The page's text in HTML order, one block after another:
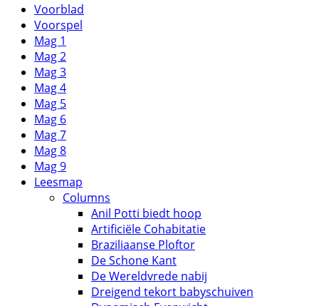
Voorblad
Voorspel
Mag 1
Mag 2
Mag 3
Mag 4
Mag 5
Mag 6
Mag 7
Mag 8
Mag 9
Leesmap
Columns
Anil Potti biedt hoop
Artificiële Cohabitatie
Braziliaanse Ploftor
De Schone Kant
De Wereldvrede nabij
Dreigend tekort babyschuiven